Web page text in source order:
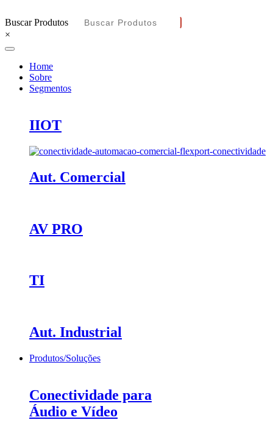
Buscar Produtos
×
Home
Sobre
Segmentos
IIOT
Aut. Comercial
AV PRO
TI
Aut. Industrial
Produtos/Soluções
Conectividade para
Áudio e Vídeo